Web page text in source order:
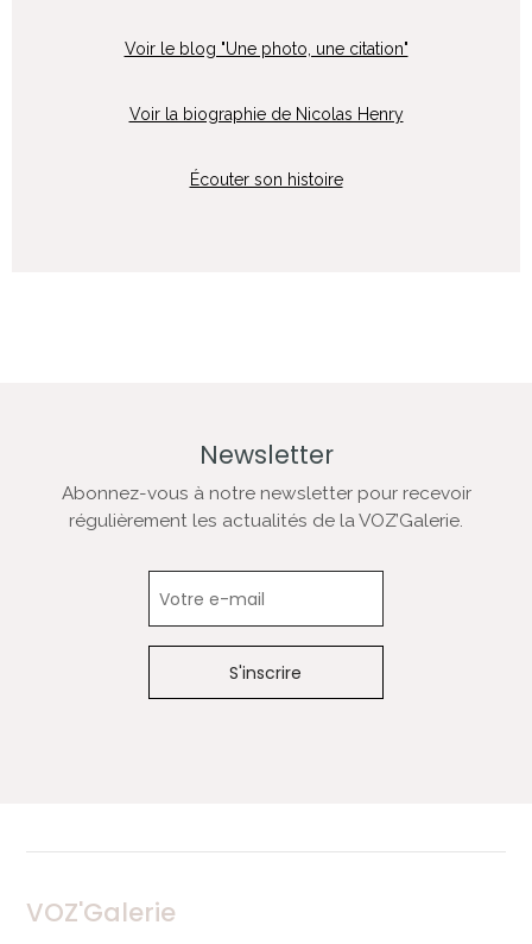
Voir le blog "Une photo, une citation"
Voir la biographie de Nicolas Henry
Écouter son histoire
Newsletter
Abonnez-vous à notre newsletter pour recevoir
régulièrement les actualités de la VOZ’Galerie.
VOZ'Galerie